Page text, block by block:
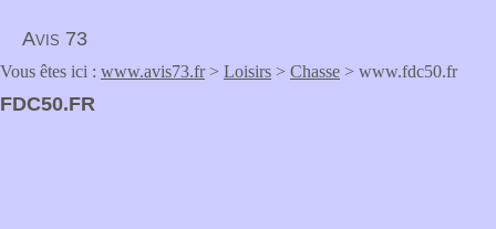
Avis 73
Vous êtes ici : www.avis73.fr> Loisirs > Chasse > www.fdc50.fr
FDC50.FR